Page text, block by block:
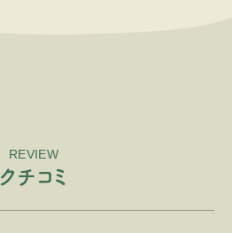
REVIEW
ク チ コ ミ